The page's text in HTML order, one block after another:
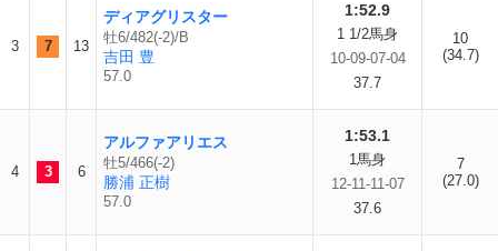
3 7 13
ディアグリスター
牡6/482(-2)/B
吉田 豊
57.0
1:52.9
1 1/2馬身
10-09-07-04
37.7
10
(34.7)
4 3 6
アルファアリエス
牡5/466(-2)
勝浦 正樹
57.0
1:53.1
1馬身
12-11-11-07
37.6
7
(27.0)